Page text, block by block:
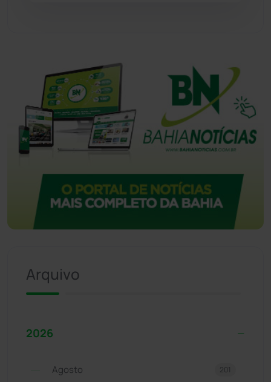
Arquivo
2026
Agosto 201